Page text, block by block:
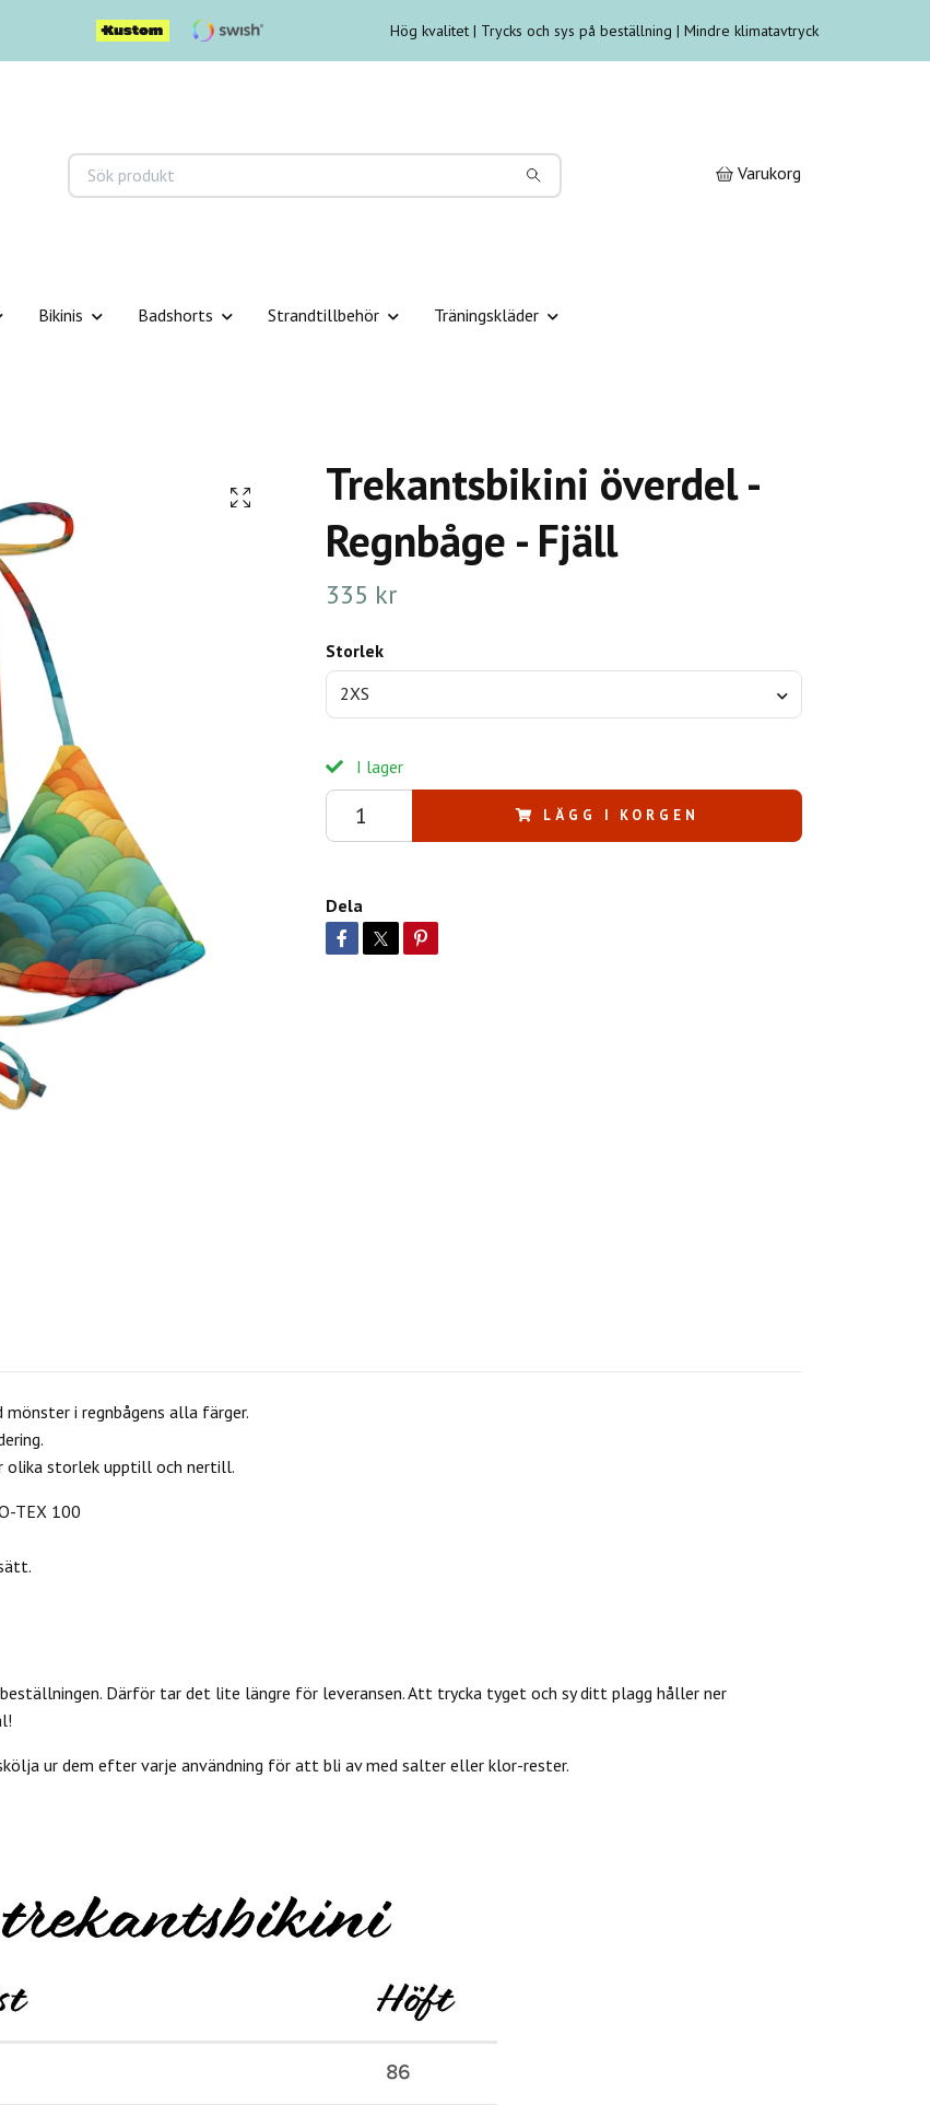
Hög kvalitet | Trycks och sys på beställning | Mindre klimatavtryck
Varukorg
Bikinis Badshorts Strandtillbehör Träningskläder
Trekantsbikini överdel -
Regnbåge - Fjäll
335 kr
Storlek
2XS
I lager
LÄGG I KORGEN
Dela
mönster i regnbågens alla färger.
olika storlek upptill och nertill.
TEX 100
Därför tar det lite längre för leveransen. Att trycka tyget och sy ditt plagg håller ner
ur dem efter varje användning för att bli av med salter eller klor-rester.